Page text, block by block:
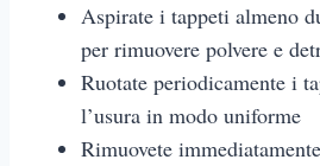
Aspirate i tappeti almeno
per rimuovere polvere e
Ruotate periodicamente i
l’usura in modo uniforme
Rimuovete